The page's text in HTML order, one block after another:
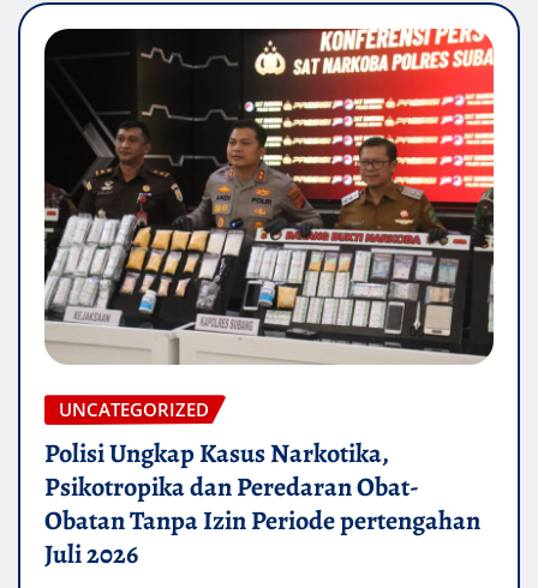
UNCATEGORIZED
Polisi Ungkap Kasus Narkotika,
Psikotropika dan Peredaran Obat-
Obatan Tanpa Izin Periode pertengahan
Juli 2026